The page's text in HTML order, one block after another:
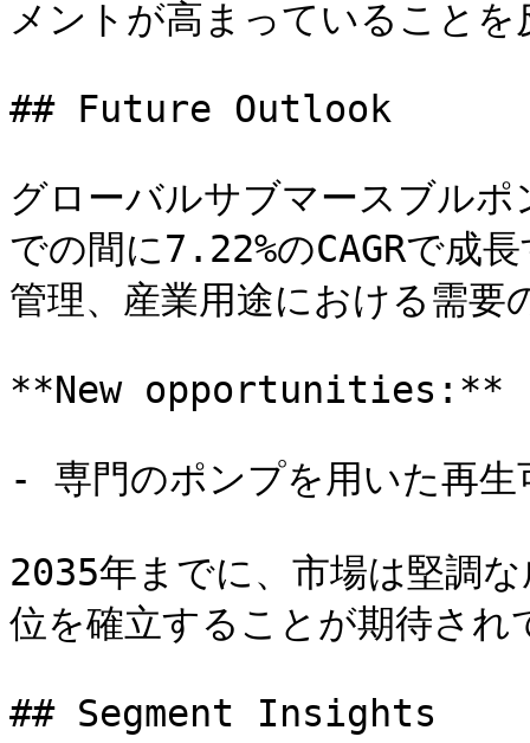
メントが高まっていること
## Future Outlook
グローバルサブマースブル
での間に7.22%のCAGRで成
管理、産業用途における需要
**New opportunities:**
- 専門のポンプを用いた再生
2035年までに、市場は堅調
位を確立することが期待され
## Segment Insights